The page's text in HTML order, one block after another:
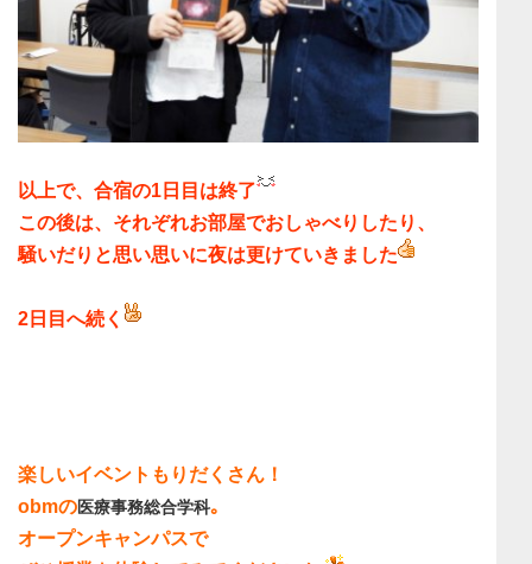
以上で、合宿の1日目は終了
この後は、それぞれお部屋でおしゃべりしたり、
騒いだりと思い思いに夜は更けていきました
2日目へ続く
楽しいイベントもりだくさん！
obmの医療事務総合学科｡
オープンキャンパスで